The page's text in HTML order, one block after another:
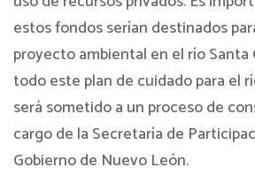
estos fondos serían destinados
proyecto ambiental en el río Santa
todo este plan de cuidado para el
será sometido a un proceso de
cargo de la Secretaría de
Gobierno de Nuevo León.